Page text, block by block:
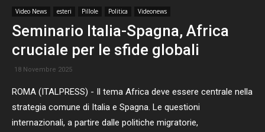
Video News esteri Pillole Politica Videonews
Seminario Italia-Spagna, Africa
cruciale per le sfide globali
18 Novembre 2025
ROMA (ITALPRESS) - Il tema Africa deve essere centrale nella
strategia comune di Italia e Spagna. Le questioni
internazionali, a partire dalle politiche migratorie,